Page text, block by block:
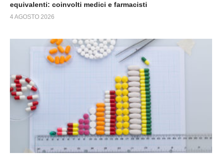
equivalenti: coinvolti medici e farmacisti
4 AGOSTO 2026